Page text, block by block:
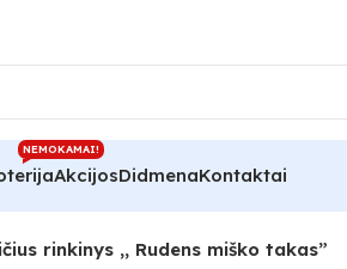
NEMOKAMAI!
AkcijosDidmenaKontaktai
rinkinys ,, Rudens miško takas”